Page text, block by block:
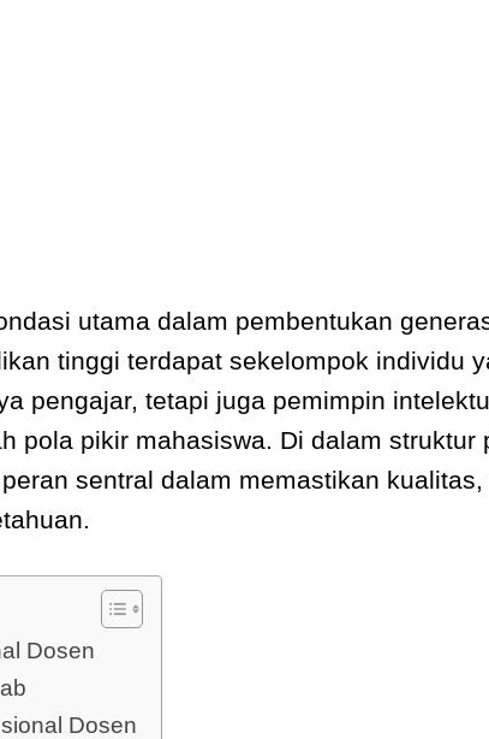
utama dalam pembentukan
tinggi terdapat sekelompok individu
pengajar, tetapi juga pemimpin
pola pikir mahasiswa. Di dalam struktur
sentral dalam memastikan
Dosen
Dosen